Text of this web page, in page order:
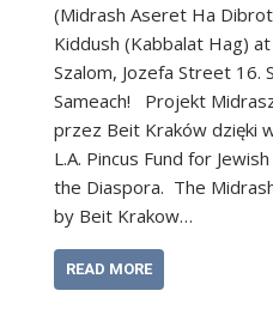
(Midrash Aseret Ha
Kiddush (Kabbalat Hag)
Szalom, Jozefa Street 16.
Sameach! Projekt
przez Beit Kraków dzięki
L.A. Pincus Fund for
the Diaspora. The
by Beit Krakow…
READ MORE